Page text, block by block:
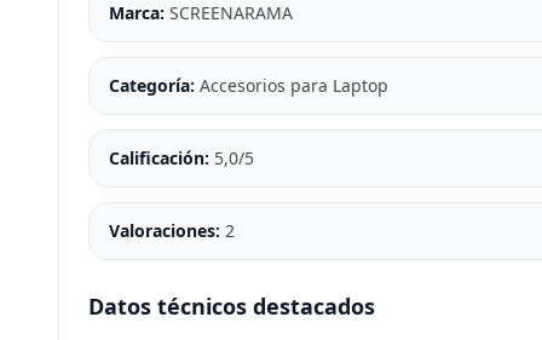
Marca: SCREENARAMA
Categoría: Accesorios para Laptop
Calificación: 5,0/5
Valoraciones: 2
Datos técnicos destacados